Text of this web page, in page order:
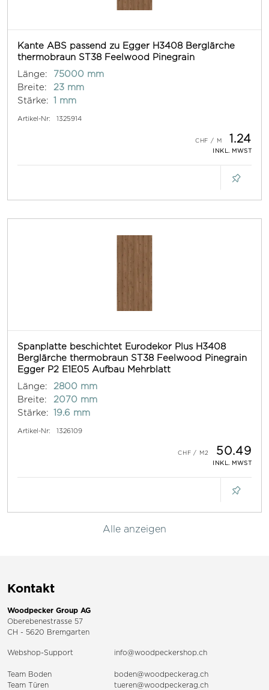
Kante ABS passend zu Egger H3408 Berglärche
thermobraun ST38 Feelwood Pinegrain
Länge:
75000 mm
Breite:
23 mm
Stärke: 1 mm
Artikel-Nr: 1325914
1.24
INKL. MWST
Spanplatte beschichtet Eurodekor Plus H3408
Berglärche thermobraun ST38 Feelwood Pinegrain
Egger P2 E1E05 Aufbau Mehrblatt
Länge:
2800 mm
Breite:
2070 mm
Stärke: 19.6 mm
Artikel-Nr: 1326109
50.49
INKL. MWST
Alle anzeigen
Kontakt
Woodpecker Group AG
Oberebenestrasse 57
CH - 5620 Bremgarten
Webshop-Support info@woodpeckershop.ch
Team Boden
boden@woodpeckerag.ch
Team Türen
tueren@woodpeckerag.ch